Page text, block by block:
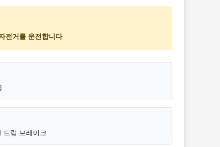
전거를 운전합니다
드럼 브레이크